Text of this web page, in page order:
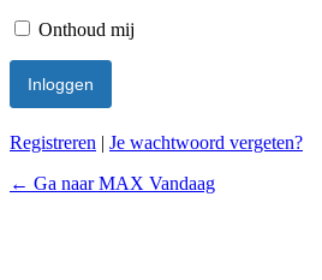
Onthoud mij
Registreren | Je wachtwoord vergeten?
← Ga naar MAX Vandaag